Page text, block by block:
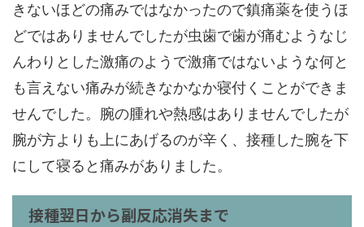
きないほどの痛みではなかったので鎮痛薬を使うほ
どではありませんでしたが虫歯で歯が痛むようなじ
んわりとした激痛のようで激痛ではないような何と
も言えない痛みが続きなかなか寝付くことができま
せんでした。腕の腫れや熱感はありませんでしたが
腕が方よりも上にあげるのが辛く、接種した腕を下
にして寝ると痛みがありました。
接種翌日から副反応消失まで